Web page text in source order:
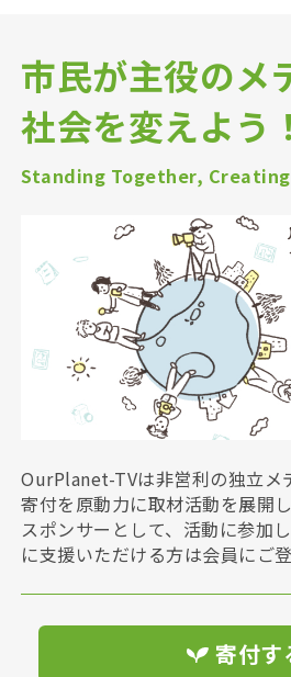
市民が主役のメ
社会を変えよう！
Standing Together,
OurPlanet-TVは非営利の独立メ
寄付を原動力に取材活動を展開
スポンサーとして、活動に参加
に支援いただける方は会員にご
寄付す